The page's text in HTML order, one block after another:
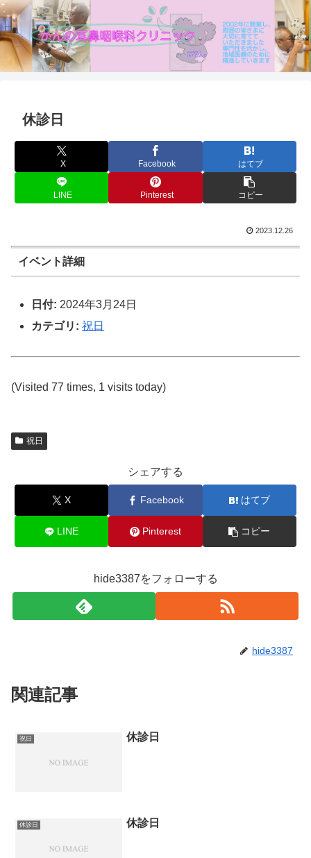
休診日
X Facebook はてブ
LINE Pinterest コピー
2023.12.26
イベント詳細
日付: 2024年3月24日
カテゴリ: 祝日
(Visited 77 times, 1 visits today)
祝日
シェアする
X Facebook はてブ
LINE Pinterest コピー
hide3387をフォローする
hide3387
関連記事
祝日 休診日
休診日 休診日